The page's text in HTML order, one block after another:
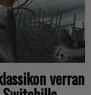
verran